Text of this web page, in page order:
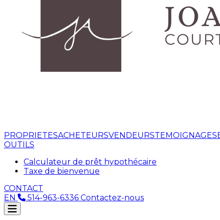
PROPRIETESACHETEURSVENDEURSTEMOIGNAGES
OUTILS
Calculateur de prêt hypothécaire
Taxe de bienvenue
CONTACT
EN
514-963-6336 Contactez-nous